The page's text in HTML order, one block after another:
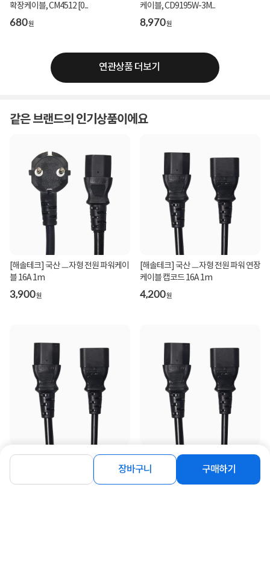
장바구니 구매하기
확장케이블, CM4512 [0...
680원
케이블, CD9195W-3M...
8,970원
연관상품 더보기
같은 브랜드의 인기상품이에요
[해솔테크] 국산 ㅡ자형 전원 파워케이
블 16A 1m
3,900원
[해솔테크] 국산 ㅡ자형 전원 파워 연장
케이블 캡코드 16A 1m
4,200원
[해솔테크] 국산 ㅡ자형 전원 파워 연장
5,300원
[해솔테크] 국산 ㅡ자형 전원 파워 연장
케이블, 캡코드, AC 250V / 7A, HST-
PWC010 [...
2,500원